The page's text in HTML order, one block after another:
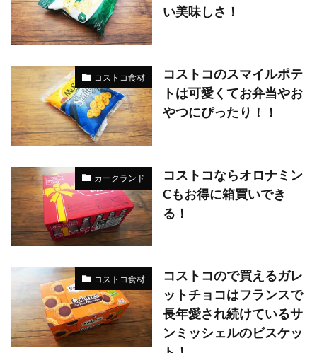
い美味しさ！
コストコ食材
コストコのスマイルポテ
トは可愛くてお弁当やお
やつにぴったり！！
カークランド
コストコならオロナミン
Cもお得に箱買いでき
る！
コストコ食材
コストコので買えるガレ
ットチョコはフランスで
長年愛され続けているサ
ンミッシェルのビスケッ